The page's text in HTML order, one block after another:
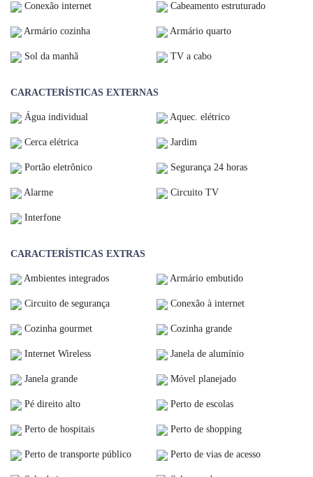
Conexão internet Cabeamento estruturado
Armário cozinha Armário quarto
Sol da manhã TV a cabo
CARACTERÍSTICAS EXTERNAS
Água individual Aquec. elétrico
Cerca elétrica Jardim
Portão eletrônico Segurança 24 horas
Alarme Circuito TV
Interfone
CARACTERÍSTICAS EXTRAS
Ambientes integrados Armário embutido
Circuito de segurança Conexão à internet
Cozinha gourmet Cozinha grande
Internet Wireless Janela de alumínio
Janela grande Móvel planejado
Pé direito alto Perto de escolas
Perto de hospitais Perto de shopping
Perto de transporte público Perto de vias de acesso